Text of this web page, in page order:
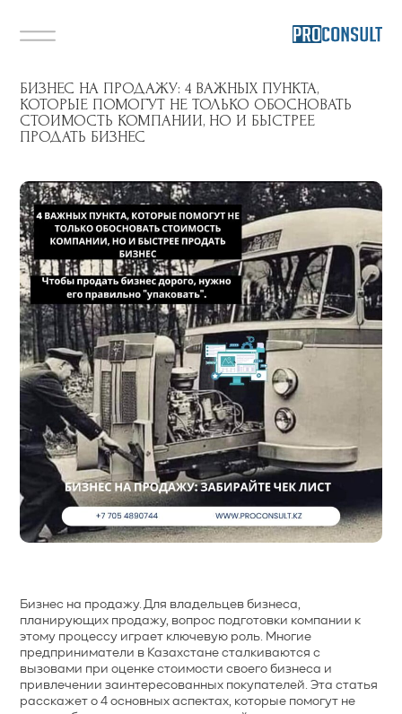
БИЗНЕС НА ПРОДАЖУ: 4 ВАЖНЫХ ПУНКТА,
КОТОРЫЕ ПОМОГУТ НЕ ТОЛЬКО ОБОСНОВАТЬ
СТОИМОСТЬ КОМПАНИИ, НО И БЫСТРЕЕ
ПРОДАТЬ БИЗНЕС
Бизнес на продажу. Для владельцев бизнеса,
планирующих продажу, вопрос подготовки компании к
этому процессу играет ключевую роль. Многие
предприниматели в Казахстане сталкиваются с
вызовами при оценке стоимости своего бизнеса и
привлечении заинтересованных покупателей. Эта статья
расскажет о 4 основных аспектах, которые помогут не